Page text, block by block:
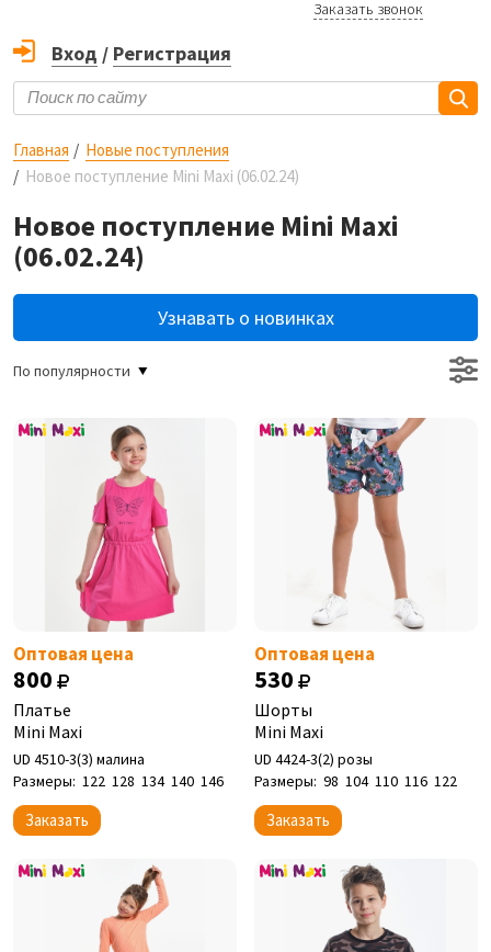
Заказать звонок
Вход / Регистрация
Главная
Новые поступления
Новое поступление Mini Maxi (06.02.24)
Новое поступление Mini Maxi
(06.02.24)
Узнавать о новинках
По популярности
Оптовая цена
800
Платье
Mini Maxi
UD 4510-3(3) малина
Размеры: 122 128 134 140 146
Заказать
Оптовая цена
530
Шорты
Mini Maxi
UD 4424-3(2) розы
Размеры: 98 104 110 116 122
Заказать